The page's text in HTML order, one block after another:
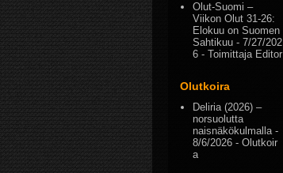
Olut-Suomi –
Viikon Olut 31-26:
Elokuu on Suomen
Sahtikuu - 7/27/202
6 - Toimittaja Editor
Olutkoira
Deliria (2026) –
norsuolutta
naisnäkökulmalla -
8/6/2026 - Olutkoir
a